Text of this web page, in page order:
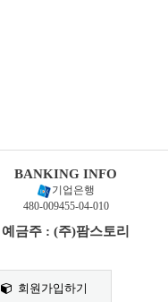
BANKING INFO
기업은행
480-009455-04-010
예금주 : (주)팜스토리
회원가입하기